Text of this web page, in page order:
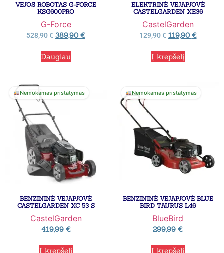
VEJOS ROBOTAS G-FORCE
KSG600PRO
G-Force
528,90€ 389,90€
Daugiau
ELEKTRINĖ VEJAPJOVĖ
CASTELGARDEN XE36
CastelGarden
129,90€ 119,90€
Į krepšelį
Nemokamas pristatymas
BENZININĖ VEJAPJOVĖ
CASTELGARDEN XC 53 S
CastelGarden
419,99 €
Į krepšelį
Nemokamas pristatymas
BENZININĖ VEJAPJOVĖ BLUE
BIRD TAURUS L46
BlueBird
299,99 €
Į krepšelį